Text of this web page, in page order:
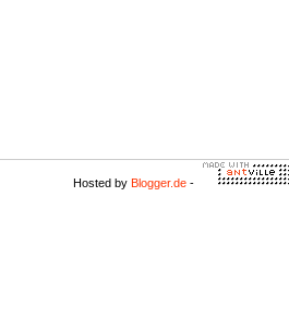
Hosted by Blogger.de -